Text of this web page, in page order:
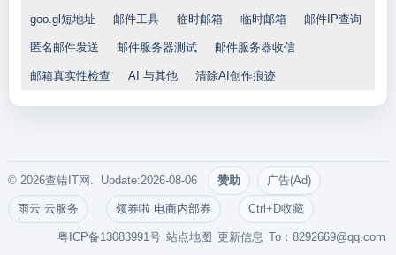
goo.gl短地址 邮件工具 临时邮箱 临时邮箱 邮件IP查询
匿名邮件发送 邮件服务器测试 邮件服务器收信
邮箱真实性检查 AI 与其他 清除AI创作痕迹
© 2026查错IT网. Update:2026-08-06 赞助 广告(Ad)
雨云 云服务 领券啦 电商内部券 Ctrl+D收藏
To：8292669@qq.com
更新信息
站点地图
粤ICP备13083991号